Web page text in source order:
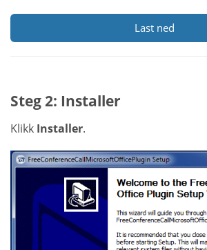
Last ned
Steg 2: Installer
Klikk Installer.